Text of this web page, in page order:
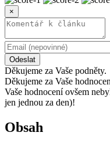
×
Odeslat
Děkujeme za Vaše podněty.
Děkujeme za Vaše
Vaše hodnocení ovšem
jen jednou za den)!
Obsah